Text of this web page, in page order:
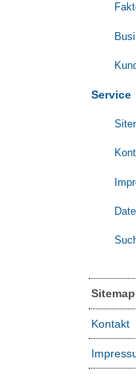
Service
Sitemap
Kontakt